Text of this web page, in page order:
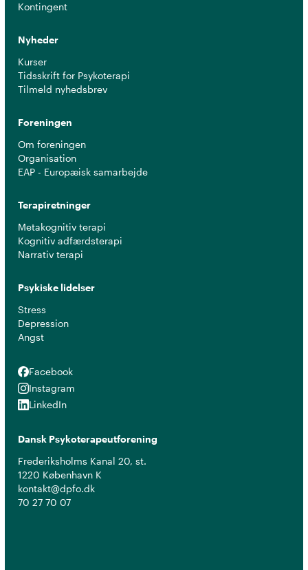
Kontingent
Nyheder
Kurser
Tidsskrift for Psykoterapi
Tilmeld nyhedsbrev
Foreningen
Om foreningen
Organisation
EAP - Europæisk samarbejde
Terapiretninger
Metakognitiv terapi
Kognitiv adfærdsterapi
Narrativ terapi
Psykiske lidelser
Stress
Depression
Angst
Facebook
Facebook
Instagram
Instagram
LinkedIn
LinkedIn
Dansk Psykoterapeutforening
Frederiksholms Kanal 20, st.
1220 København K
kontakt@dpfo.dk
70 27 70 07